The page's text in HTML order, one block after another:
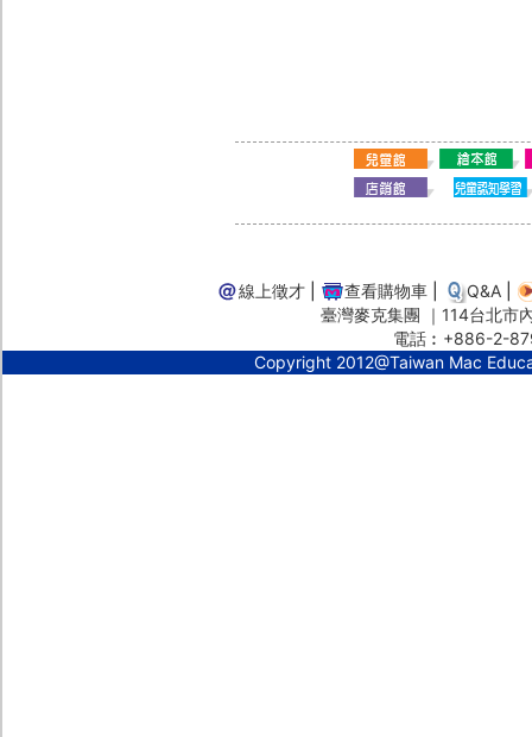
線上徵才 查看購物車 Q&A
臺灣麥克集團 ｜114台北
電話︰+886-2-
Copyright 2012@Taiwan Mac